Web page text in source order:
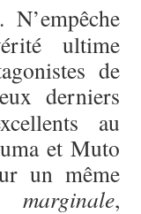
ultime
de
derniers
au
et Muto
un même
marginale,